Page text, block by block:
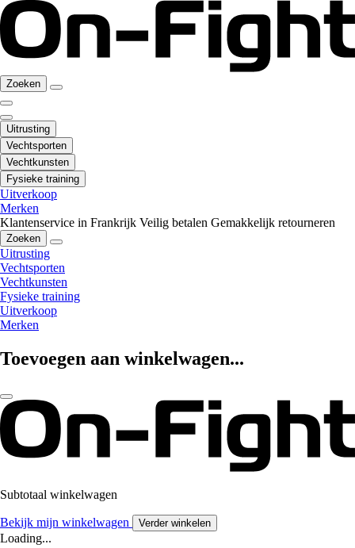
Zoeken
Uitrusting
Vechtsporten
Vechtkunsten
Fysieke training
Uitverkoop
Merken
Klantenservice in Frankrijk Veilig betalen Gemakkelijk retourneren
Zoeken
Uitrusting
Vechtsporten
Vechtkunsten
Fysieke training
Uitverkoop
Merken
Toevoegen aan winkelwagen...
Subtotaal winkelwagen
Bekijk mijn winkelwagen Verder winkelen
Loading...